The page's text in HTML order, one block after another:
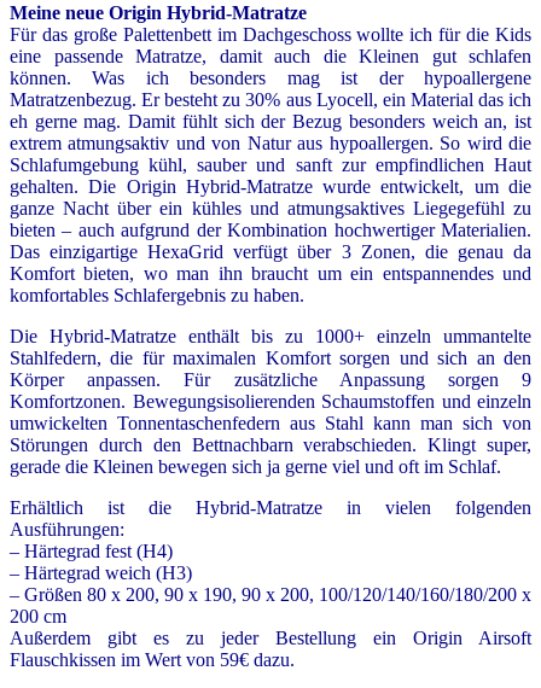
Meine neue Origin Hybrid-Matratze
Für das große Palettenbett im Dachgeschoss wollte ich für die Kids
eine passende Matratze, damit auch die Kleinen gut schlafen
können. Was ich besonders mag ist der hypoallergene
Matratzenbezug. Er besteht zu 30% aus Lyocell, ein Material das ich
eh gerne mag. Damit fühlt sich der Bezug besonders weich an, ist
extrem atmungsaktiv und von Natur aus hypoallergen. So wird die
Schlafumgebung kühl, sauber und sanft zur empfindlichen Haut
gehalten. Die Origin Hybrid-Matratze wurde entwickelt, um die
ganze Nacht über ein kühles und atmungsaktives Liegegefühl zu
bieten – auch aufgrund der Kombination hochwertiger Materialien.
Das einzigartige HexaGrid verfügt über 3 Zonen, die genau da
Komfort bieten, wo man ihn braucht um ein entspannendes und
komfortables Schlafergebnis zu haben.
Die Hybrid-Matratze enthält bis zu 1000+ einzeln ummantelte
Stahlfedern, die für maximalen Komfort sorgen und sich an den
Körper anpassen. Für zusätzliche Anpassung sorgen 9
Komfortzonen. Bewegungsisolierenden Schaumstoffen und einzeln
umwickelten Tonnentaschenfedern aus Stahl kann man sich von
Störungen durch den Bettnachbarn verabschieden. Klingt super,
gerade die Kleinen bewegen sich ja gerne viel und oft im Schlaf.
Erhältlich ist die Hybrid-Matratze in vielen folgenden
Ausführungen:
– Härtegrad fest (H4)
– Härtegrad weich (H3)
– Größen 80 x 200, 90 x 190, 90 x 200, 100/120/140/160/180/200 x
200 cm
Außerdem gibt es zu jeder Bestellung ein Origin Airsoft
Flauschkissen im Wert von 59€ dazu.